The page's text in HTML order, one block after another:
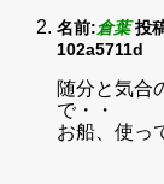
名前:倉葉 投
102a5711d
随分と気合
で・・
お船、使っ